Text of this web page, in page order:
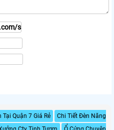
Quận 7 Giá Rẻ
Chi Tiết Đèn Năng